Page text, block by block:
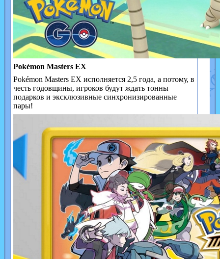
Pokémon Masters EX
Pokémon Masters EX исполняется 2,5 года, а потому, в
честь годовщины, игроков будут ждать тонны
подарков и эксклюзивные синхронизированные
пары!